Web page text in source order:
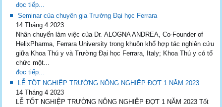
đọc tiếp...
Seminar của chuyên gia Trường Đại học Ferrara
14 Tháng 4 2023
Nhân chuyến làm việc của Dr. ALOGNA ANDREA, Co-Founder of
HelixPharma, Ferrara University trong khuôn khổ hợp tác nghiên cứu
giữa Khoa Thú y và Trường Đại học Ferrara, Italy; Khoa Thú y có tổ
chức một...
đọc tiếp...
LỄ TỐT NGHIỆP TRƯỜNG NÔNG NGHIỆP ĐỢT 1 NĂM 2023
14 Tháng 4 2023
LỄ TỐT NGHIỆP TRƯỜNG NÔNG NGHIỆP ĐỢT 1 NĂM 2023 Tốt